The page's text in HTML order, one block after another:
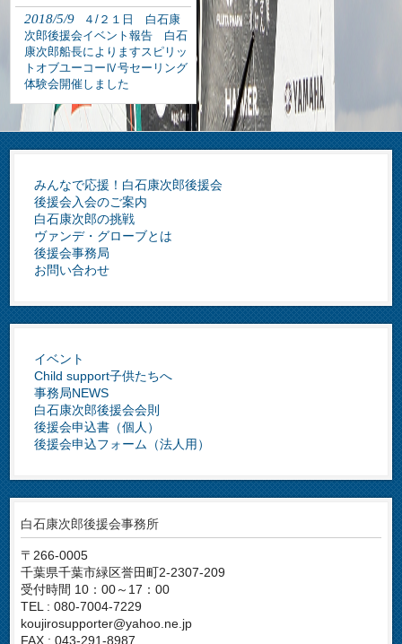
2018/5/9
４/２１日 白石康
次郎後援会イベント報告 白石
康次郎船長によりますスピリッ
トオブユーコーⅣ号セーリング
体験会開催しました
みんなで応援！白石康次郎後援会
後援会入会のご案内
白石康次郎の挑戦
ヴァンデ・グローブとは
後援会事務局
お問い合わせ
イベント
Child support子供たちへ
事務局NEWS
白石康次郎後援会会則
後援会申込書（個人）
後援会申込フォーム（法人用）
白石康次郎後援会事務所
〒266-0005
千葉県千葉市緑区誉田町2-2307-209
受付時間 10：00～17：00
TEL : 080-7004-7229
koujirosupporter@yahoo.ne.jp
FAX : 043-291-8987